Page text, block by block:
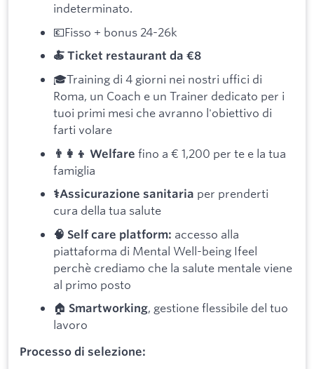
indeterminato.
💶Fisso + bonus 24-26k
🍝 Ticket restaurant da €8
🎓Training di 4 giorni nei nostri uffici di
Roma, un Coach e un Trainer dedicato per i
tuoi primi mesi che avranno l'obiettivo di
farti volare
👨‍👩‍👦 Welfare fino a € 1,200 per te e la tua
famiglia
⚕️Assicurazione sanitaria per prenderti
cura della tua salute
🧠 Self care platform: accesso alla
piattaforma di Mental Well-being Ifeel
perchè crediamo che la salute mentale viene
al primo posto
🏠 Smartworking, gestione flessibile del tuo
lavoro
Processo di selezione: